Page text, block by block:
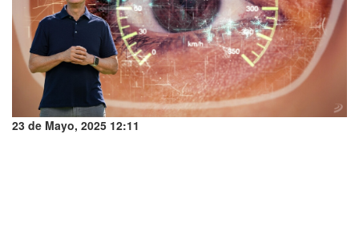
23 de Mayo, 2025 12:11